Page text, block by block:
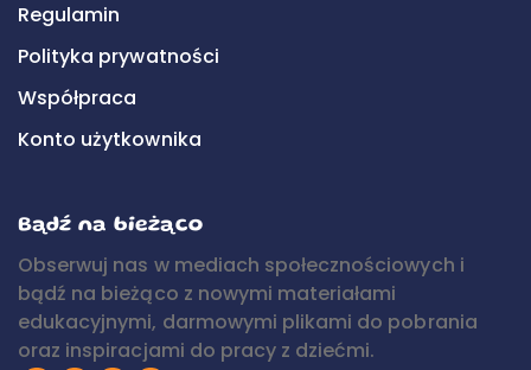
Regulamin
Polityka prywatności
Współpraca
Konto użytkownika
Bądź na bieżąco
Obserwuj nas w mediach społecznościowych i
bądź na bieżąco z nowymi materiałami
edukacyjnymi, darmowymi plikami do pobrania
oraz inspiracjami do pracy z dziećmi.